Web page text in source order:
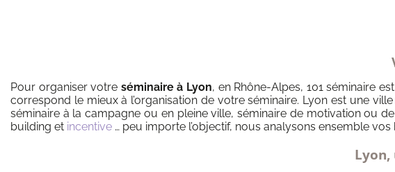
Pour organiser votre séminaire à Lyon, en Rhône-Alpes, 101 séminaire
correspond le mieux à l’organisation de votre séminaire. Lyon est une
séminaire à la campagne ou en pleine ville, séminaire de motivation ou
building et incentive… peu importe l’objectif, nous analysons ensemble
Lyon,